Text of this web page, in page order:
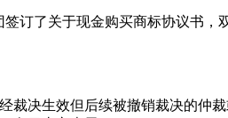
订了关于现金购买商标协议书，
裁决生效但后续被撤销裁决的仲